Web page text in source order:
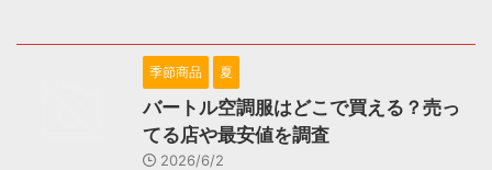
季節商品 夏
バートル空調服はどこで買える？売っ
てる店や最安値を調査
2026/6/2